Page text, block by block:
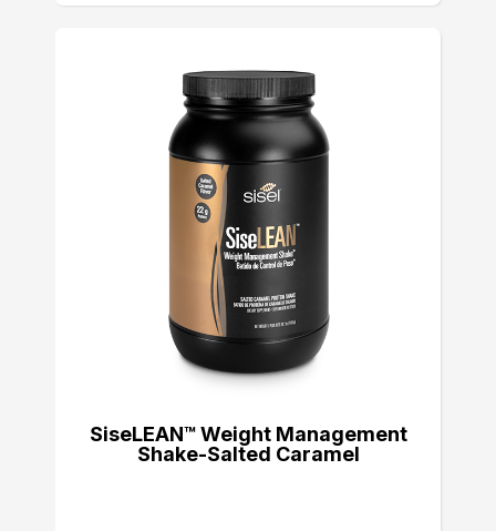
SiseLEAN™ Weight Management
Shake-Salted Caramel